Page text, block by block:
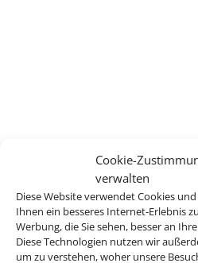
Cookie-
verwalten
Diese Website verwendet Cookies
Ihnen ein besseres Internet-Erlebnis
Werbung, die Sie sehen, besser an
Diese Technologien nutzen wir
um zu verstehen, woher unsere